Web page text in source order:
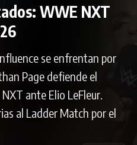
WWE NXT
se enfrentan por
Page defiende el
ante Elio LeFleur.
al Ladder Match por el